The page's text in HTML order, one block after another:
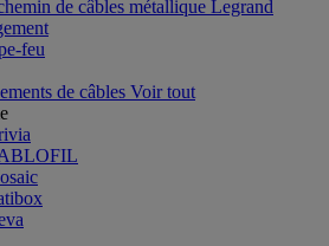
de câbles métallique Legrand
feu
de câbles Voir tout